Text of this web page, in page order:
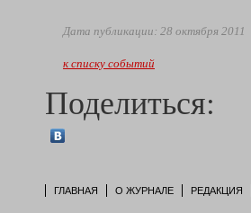
Дата публикации: 28 октября 2011
к списку событий
Поделиться:
ГЛАВНАЯ О ЖУРНАЛЕ РЕДАКЦИЯ